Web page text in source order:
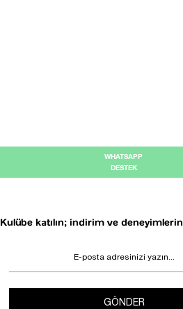
WHATSAPP
DESTEK
Kulübe katılın; indirim ve deneyimlerin
GÖNDER